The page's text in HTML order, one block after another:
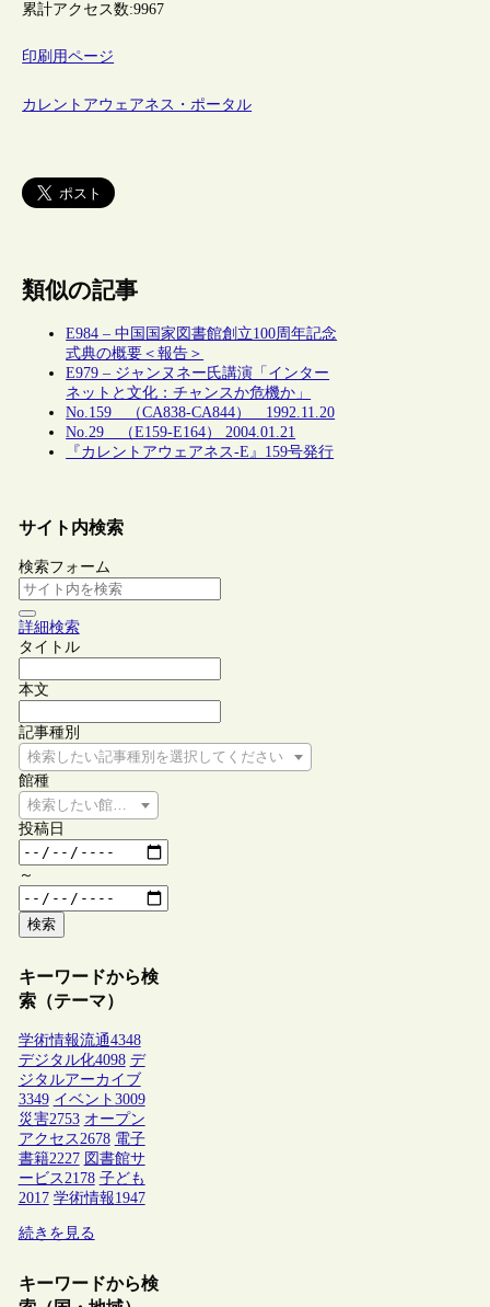
累計アクセス数:9967
印刷用ページ
カレントアウェアネス・ポータル
類似の記事
E984 – 中国国家図書館創立100周年記念
式典の概要＜報告＞
E979 – ジャンヌネー氏講演「インター
ネットと文化：チャンスか危機か」
No.159 （CA838-CA844） 1992.11.20
No.29 （E159-E164） 2004.01.21
『カレントアウェアネス-E』159号発行
サイト内検索
検索フォーム
詳細検索
タイトル
本文
記事種別
検索したい記事種別を選択してください
館種
検索したい館種を選択してください
投稿日
～
検索
キーワードから検
索（テーマ）
学術情報流通4348
デジタル化4098 デ
ジタルアーカイブ
3349 イベント 3009
災害2753 オープン
アクセス2678 電子
書籍2227 図書館サ
ービス2178 子ども
2017 学術情報1947
続きを見る
キーワードから検